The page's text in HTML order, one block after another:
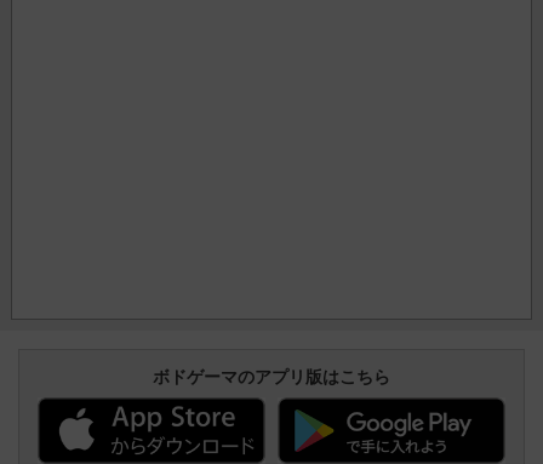
ボドゲーマのアプリ版はこちら